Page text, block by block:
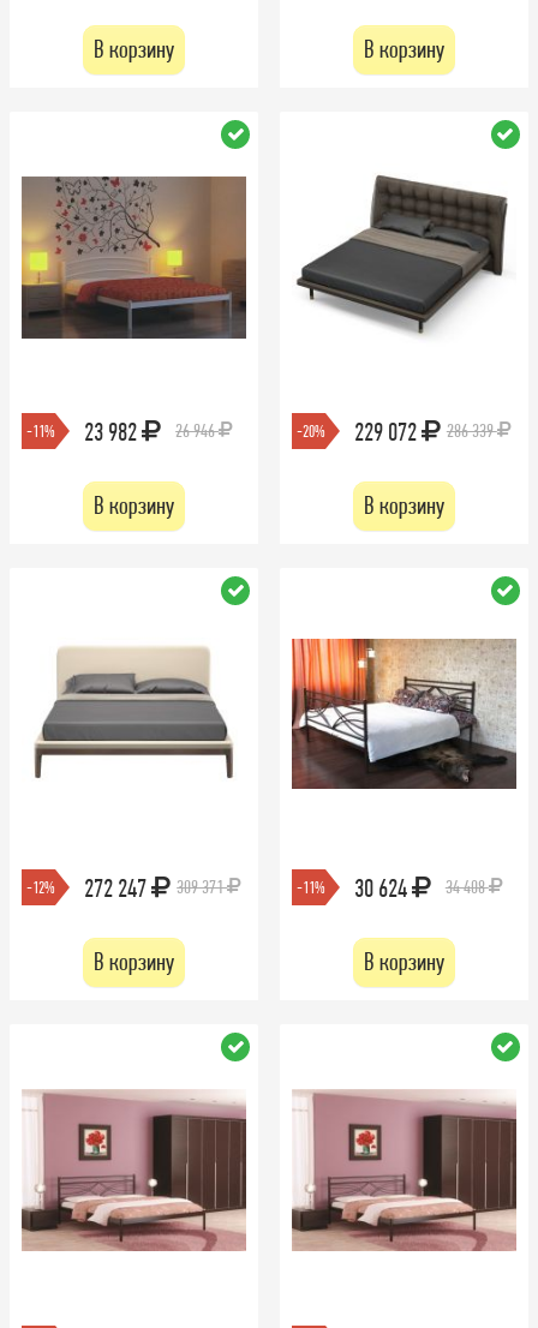
В корзину В корзину
-11% 23 982 26 946
В корзину
-20% 229 072 286 339
В корзину
-12% 272 247 309 371
В корзину
-11% 30 624 34 408
В корзину